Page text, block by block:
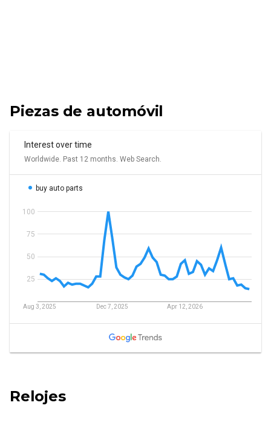
Piezas de automóvil
Relojes